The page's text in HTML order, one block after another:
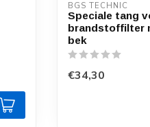
BGS TECHNIC
Speciale tang
brandstoffilter
bek
€34,30